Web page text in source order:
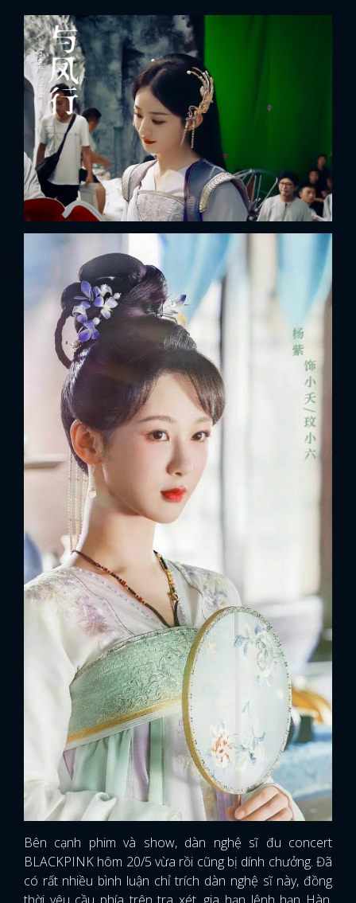
x
ĐĂNG NHẬP
Bên cạnh phim và show, dàn nghệ sĩ đu concert
BLACKPINK hôm 20/5 vừa rồi cũng bị dính chưởng. Đã
có rất nhiều bình luận chỉ trích dàn nghệ sĩ này, đồng